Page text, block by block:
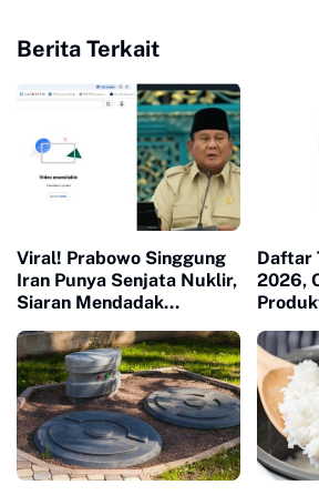
Berita Terkait
Viral! Prabowo Singgung
Iran Punya Senjata Nuklir,
Siaran Mendadak
Daftar
2026,